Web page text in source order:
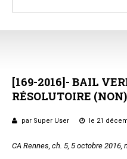
Sommaires
Chroniques
Etudes de texte
Conclusions et
[169-2016]- BAIL
RÉSOLUTOIRE
par Super User le 21
CA Rennes, ch. 5, 5 octobre 2016,